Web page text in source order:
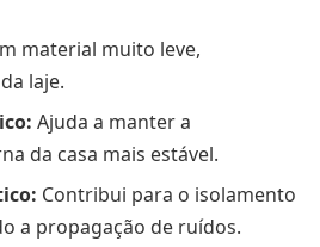
material muito leve,
laje.
Ajuda a manter a
da casa mais estável.
Contribui para o isolamento
a propagação de ruídos.